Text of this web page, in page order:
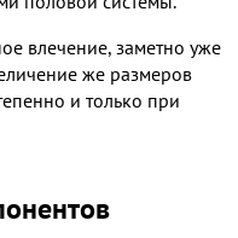
влечение, заметно уже
же размеров
и только при